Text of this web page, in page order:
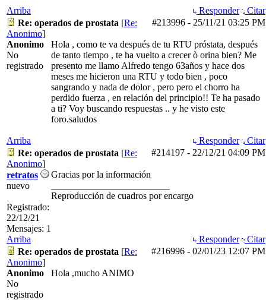
Arriba Responder
Citar
#213996 - 25/11/21 03:25 PM
Re: operados de prostata [Re:
Anonimo]
Anonimo
No
registrado
Hola , como te va después de tu RTU próstata, después
de tanto tiempo , te ha vuelto a crecer ò orina bien? Me
presento me llamo Alfredo tengo 63años y hace dos
meses me hicieron una RTU y todo bien , poco
sangrando y nada de dolor , pero pero el chorro ha
perdido fuerza , en relación del principio!! Te ha pasado
a ti? Voy buscando respuestas .. y he visto este
foro.saludos
Arriba Responder
Citar
#214197 - 22/12/21 04:09 PM
Re: operados de prostata [Re:
Anonimo]
retratos
nuevo
Registrado:
22/12/21
Mensajes: 1
Gracias por la información
Reproducción de cuadros por encargo
Arriba Responder
Citar
#216996 - 02/01/23 12:07 PM
Re: operados de prostata [Re:
Anonimo]
Anonimo
No
registrado
Hola ,mucho ANIMO